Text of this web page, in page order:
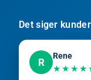
Det siger
R
Rene